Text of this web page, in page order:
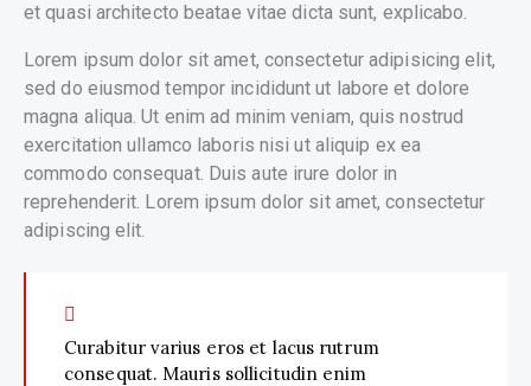
et quasi architecto beatae vitae dicta sunt, explicabo.
Lorem ipsum dolor sit amet, consectetur adipisicing elit,
sed do eiusmod tempor incididunt ut labore et dolore
magna aliqua. Ut enim ad minim veniam, quis nostrud
exercitation ullamco laboris nisi ut aliquip ex ea
commodo consequat. Duis aute irure dolor in
reprehenderit. Lorem ipsum dolor sit amet, consectetur
adipiscing elit.
Curabitur varius eros et lacus rutrum
consequat. Mauris sollicitudin enim